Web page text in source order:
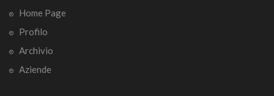
Home Page
Profilo
Archivio
Aziende